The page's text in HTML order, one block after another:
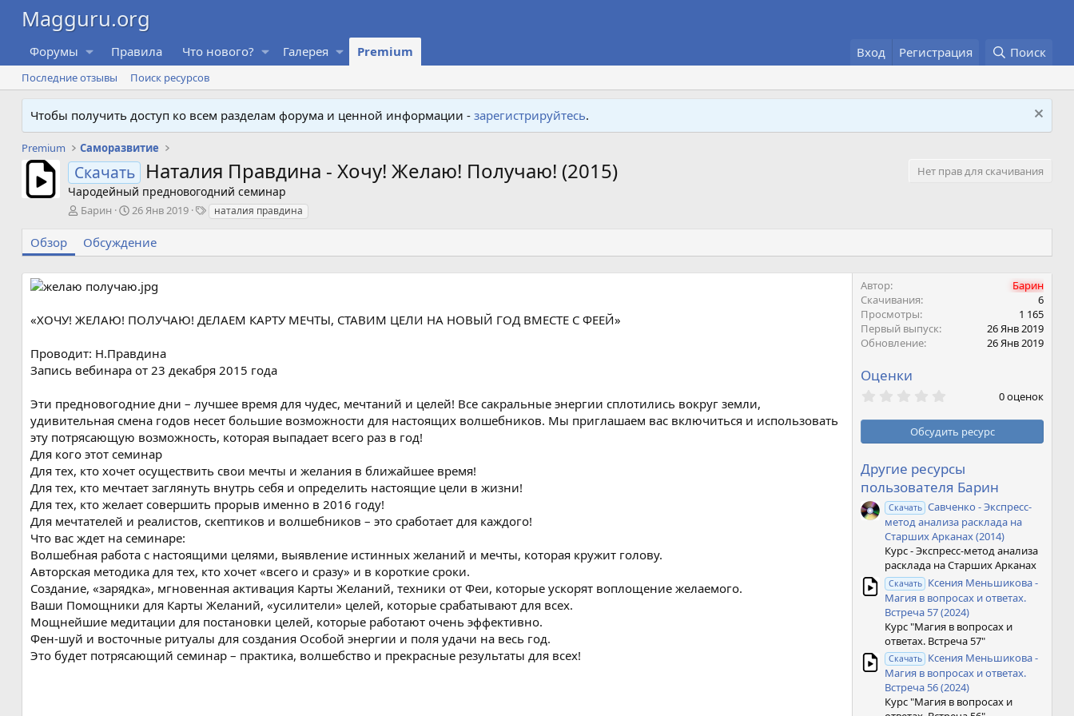
Форумы Правила Что нового? Галерея Premium Вход Регистрация Поиск
Последние отзывы Поиск ресурсов
Чтобы получить доступ ко всем разделам форума и ценной информации - зарегистрируйтесь.
Premium Саморазвитие
Скачать Наталия Правдина - Хочу! Желаю! Получаю! (2015) Нет прав для скачивания
Чародейный предновогодний семинар
А
т
о
Барин
Д
т
а
о
а
и
я
26 Янв 2019
Т
и
наталия правдина
Обзор Обсуждение
«ХОЧУ! ЖЕЛАЮ! ПОЛУЧАЮ! ДЕЛАЕМ КАРТУ МЕЧТЫ, СТАВИМ ЦЕЛИ НА НОВЫЙ ГОД ВМЕСТЕ С ФЕЕЙ»
Проводит: Н.Правдина
Запись вебинара от 23 декабря 2015 года
Эти предновогодние дни – лучшее время для чудес, мечтаний и целей! Все сакральные энергии сплотились вокруг земли,
удивительная смена годов несет большие возможности для настоящих волшебников. Мы приглашаем вас включиться и использовать
эту потрясающую возможность, которая выпадает всего раз в год!
Для кого этот семинар
Для тех, кто хочет осуществить свои мечты и желания в ближайшее время!
Для тех, кто мечтает заглянуть внутрь себя и определить настоящие цели в жизни!
Для тех, кто желает совершить прорыв именно в 2016 году!
Для мечтателей и реалистов, скептиков и волшебников – это сработает для каждого!
Что вас ждет на семинаре:
Волшебная работа с настоящими целями, выявление истинных желаний и мечты, которая кружит голову.
Авторская методика для тех, кто хочет «всего и сразу» и в короткие сроки.
Создание, «зарядка», мгновенная активация Карты Желаний, техники от Феи, которые ускорят воплощение желаемого.
Ваши Помощники для Карты Желаний, «усилители» целей, которые срабатывают для всех.
Мощнейшие медитации для постановки целей, которые работают очень эффективно.
Фен-шуй и восточные ритуалы для создания Особой энергии и поля удачи на весь год.
Это будет потрясающий семинар – практика, волшебство и прекрасные результаты для всех!
Автор
Барин
Скачивания
6
Просмотры
1 165
Первый выпуск
26 Янв 2019
Обновление
26 Янв 2019
Оценки
0
0
з
ё
з
д
0 оценок
Обсудить ресурс
Другие ресурсы
пользователя Барин
Скачать Савченко - Экспресс-
метод анализа расклада на
Старших Арканах (2014)
Курс - Экспресс-метод анализа
расклада на Старших Арканах
Скачать Ксения Меньшикова -
Магия в вопросах и ответах.
Встреча 57 (2024)
Курс "Магия в вопросах и
ответах. Встреча 57"
Скачать Ксения Меньшикова -
Магия в вопросах и ответах.
Встреча 56 (2024)
Курс "Магия в вопросах и